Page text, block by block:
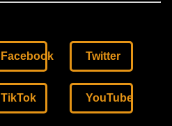
Facebook Twitter
TikTok YouTube